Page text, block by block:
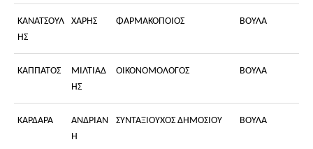
ΚΑΝΑΤΣΟΥΛ
ΗΣ
ΧΑΡΗΣ ΦΑΡΜΑΚΟΠΟΙΟΣ ΒΟΥΛΑ
ΚΑΠΠΑΤΟΣ
ΜΙΛΤΙΑΔ
ΗΣ
ΟΙΚΟΝΟΜΟΛΟΓΟΣ ΒΟΥΛΑ
ΚΑΡΔΑΡΑ
ΑΝΔΡΙΑΝ
Η
ΣΥΝΤΑΞΙΟΥΧΟΣ ΔΗΜΟΣΙΟΥ ΒΟΥΛΑ